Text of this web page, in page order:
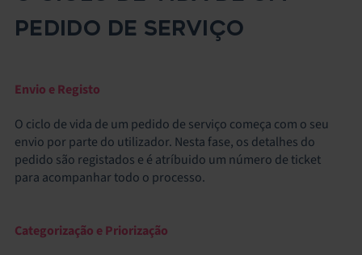
PEDIDO DE SERVIÇO
Envio e Registo
O ciclo de vida de um pedido de serviço começa com o seu
envio por parte do utilizador. Nesta fase, os detalhes do
pedido são registados e é atríbuido um número de ticket
para acompanhar todo o processo.
Categorização e Priorização